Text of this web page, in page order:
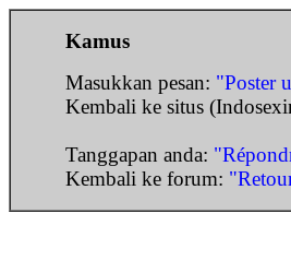
Kamus
Masukkan pesan: "Poster
Kembali ke situs
Tanggapan anda:
Kembali ke forum: